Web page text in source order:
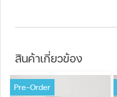
สินค้าเกี่ยวข้อง
Pre-Order